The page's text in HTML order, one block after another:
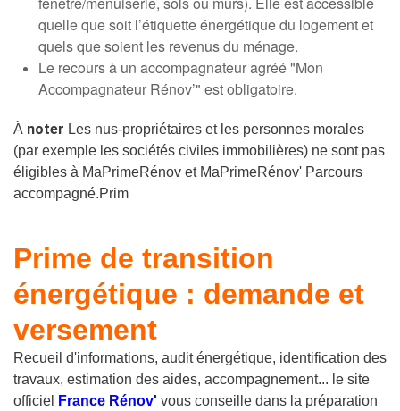
quelle que soit l’étiquette énergétique du logement et
quels que soient les revenus du ménage.
Le recours à un accompagnateur agréé "Mon
Accompagnateur Rénov’" est obligatoire.
À noter Les nus-propriétaires et les personnes morales
(par exemple les sociétés civiles immobilières) ne sont pas
éligibles à MaPrimeRénov et MaPrimeRénov' Parcours
accompagné.Prim
Prime de transition
énergétique : demande et
versement
Recueil d'informations, audit énergétique, identification des
travaux, estimation des aides, accompagnement... le site
officiel
France Rénov' vous conseille dans la préparation